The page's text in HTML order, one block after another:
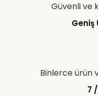
Güvenli ve
Geniş
Binlerce ürün
7